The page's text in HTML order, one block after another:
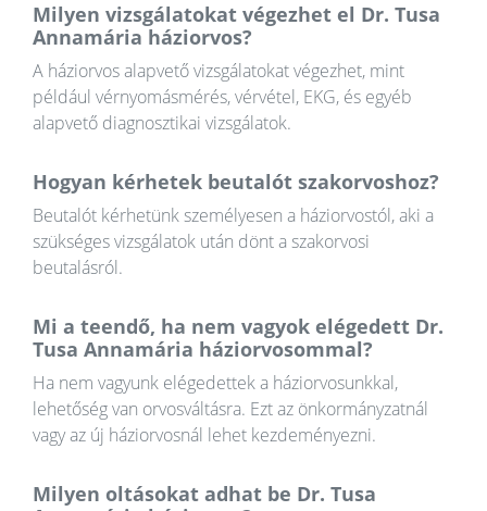
Milyen vizsgálatokat végezhet el Dr. Tusa
Annamária háziorvos?
A háziorvos alapvető vizsgálatokat végezhet, mint
például vérnyomásmérés, vérvétel, EKG, és egyéb
alapvető diagnosztikai vizsgálatok.
Hogyan kérhetek beutalót szakorvoshoz?
Beutalót kérhetünk személyesen a háziorvostól, aki a
szükséges vizsgálatok után dönt a szakorvosi
beutalásról.
Mi a teendő, ha nem vagyok elégedett Dr.
Tusa Annamária háziorvosommal?
Ha nem vagyunk elégedettek a háziorvosunkkal,
lehetőség van orvosváltásra. Ezt az önkormányzatnál
vagy az új háziorvosnál lehet kezdeményezni.
Milyen oltásokat adhat be Dr. Tusa